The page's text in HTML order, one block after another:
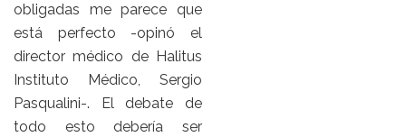
obligadas me parece que
está perfecto -opinó el
director médico de Halitus
Instituto Médico, Sergio
Pasqualini-. El debate de
todo esto debería ser